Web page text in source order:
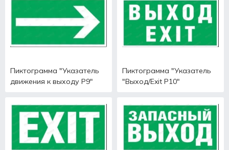
Пиктограмма "Указатель
движения к выходу Р9"
Пиктограмма "Указатель
"Выход/Exit Р10"